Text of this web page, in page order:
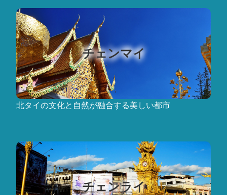
チェンマイ
北タイの文化と自然が融合する美しい都市
チェンライ